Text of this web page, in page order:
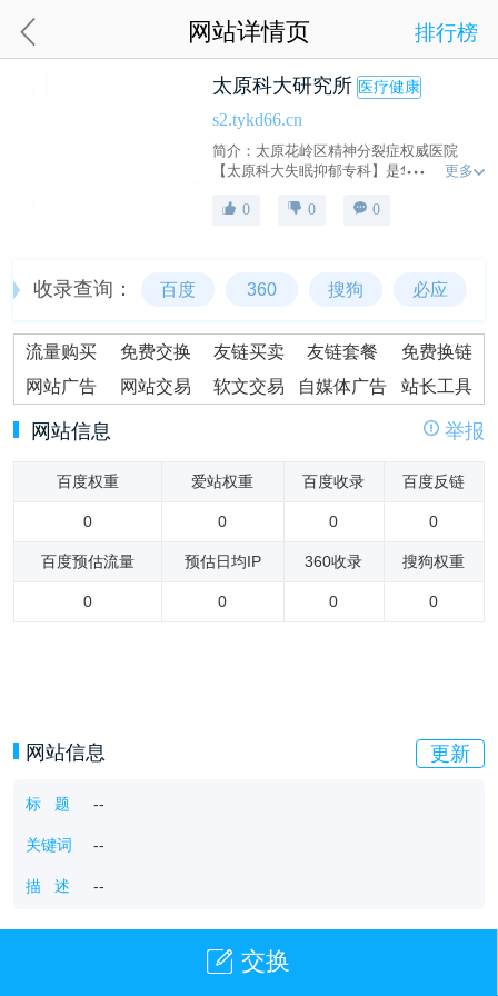
网站详情页 排行榜
太原科大研究所 医疗健康
s2.tykd66.cn
简介：太原花岭区精神分裂症权威医院
【太原科大失眠抑郁专科】是华北地区治
的精神专科医院,治疗了很多的精神疾病患
更多
0 0 0
收录查询： 百度 360 搜狗 必应
流量购买 免费交换 友链买卖 友链套餐
免费换链
网站广告
网站交易 软文交易 自媒体广告 站长工具
网站信息 举报
百度权重 爱站权重 百度收录 百度反链
0 0 0 0
百度预估流量 预估日均IP 360收录 搜狗权重
0 0 0 0
网站信息 更新
标 题 --
关键词 --
描 述 --
交换